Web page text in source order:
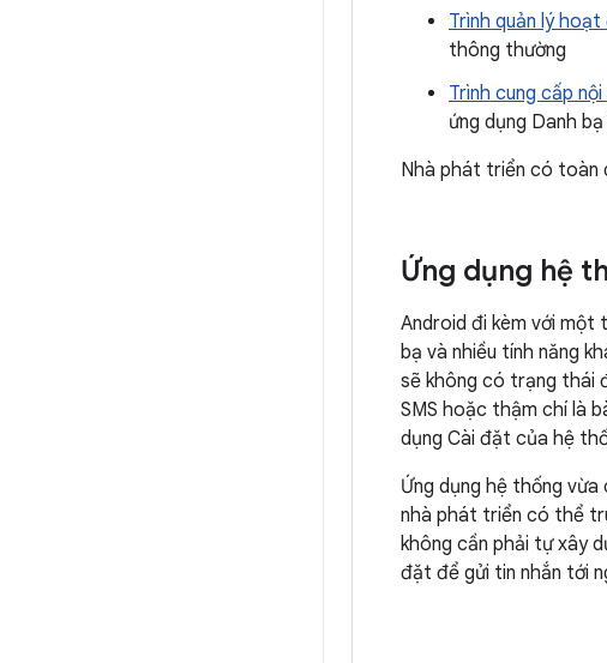
Trình quản lý hoạt
thông thường
Trình cung cấp nội
ứng dụng Danh
Nhà phát triển có toàn
Ứng dụng hệ
Android đi kèm với một
bạ và nhiều tính năng
sẽ không có trạng thái
SMS hoặc thậm chí là
dụng Cài đặt của hệ
Ứng dụng hệ thống vừa
nhà phát triển có thể
không cần phải tự xây
đặt để gửi tin nhắn tới